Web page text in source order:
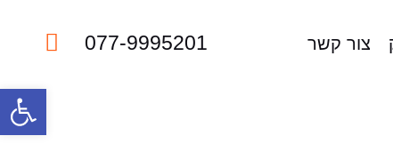
צור קשר 077-9995201
פתח